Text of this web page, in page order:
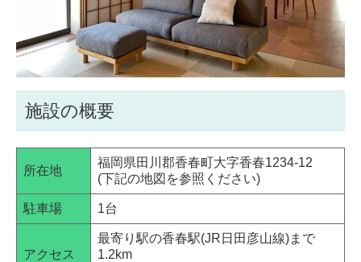
施設の概要
所在地
福岡県田川郡香春町大字香春1234-12
(下記の地図を参照ください)
駐車場 1台
アクセス
最寄り駅の香春駅(JR日田彦山線)まで
1.2km